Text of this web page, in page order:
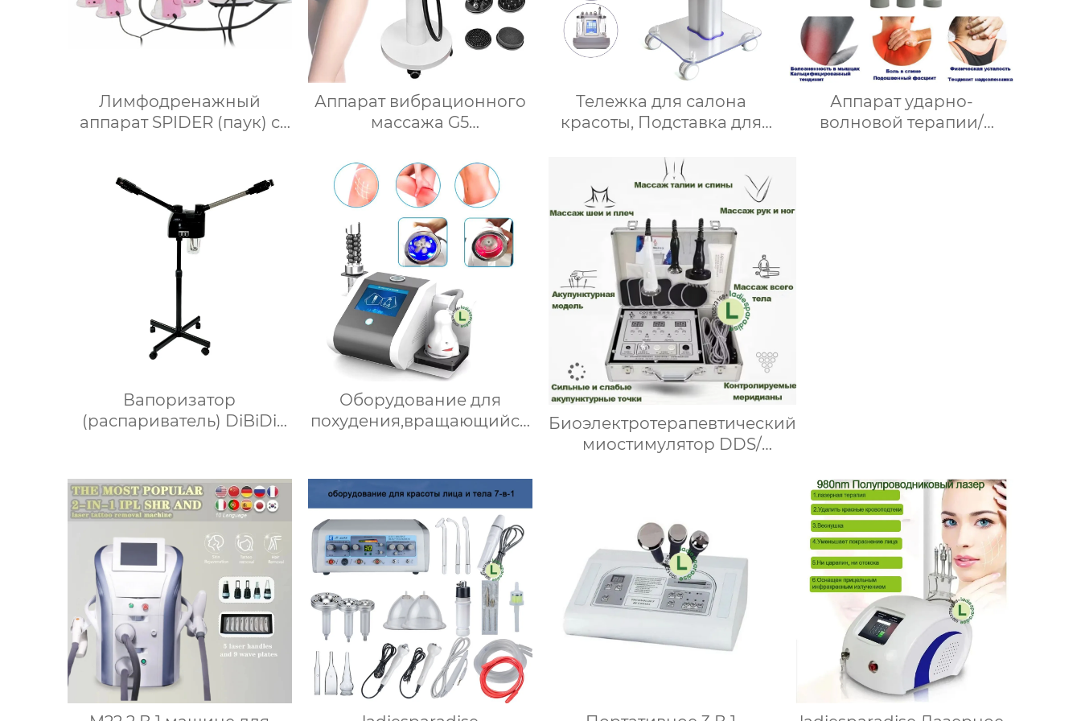
Лимфодренажный
аппарат SPIDER (паук) с
Аппарат вибрационного
массажа G5
Тележка для салона
красоты, Подставка для
Тележка на колесиках,
Нагрузка 60 кг,
Акриловый материал
Аппарат ударно-
волновой терапии/
Вапоризатор
(распариватель) DiBiDi
Оборудование для
похудения,вращающийся
массажа 9D,Облегчите
боль в теле, расслабьте
мышцы
Биоэлектротерапевтический
миостимулятор DDS/
разминания меридианов,
стимулирующий мышцы